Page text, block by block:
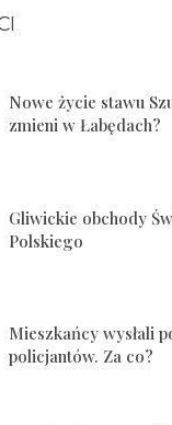
Nowe życie stawu
zmieni w Łabędach?
Gliwickie obchody
Polskiego
Mieszkańcy wysłali
policjantów. Za co?